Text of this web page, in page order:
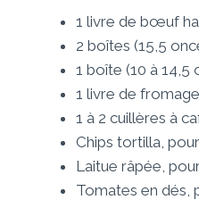
1 livre de bœuf
2 boîtes (15,5
1 boîte (10 à
1 livre de
1 à 2 cuillères à
Chips tortilla,
Laitue râpée,
Tomates en dés,